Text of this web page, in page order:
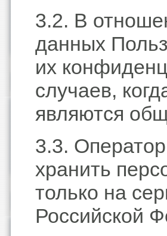
3.2. В
данных
их
случаев,
являются
3.3.
хранить
только на
Российской